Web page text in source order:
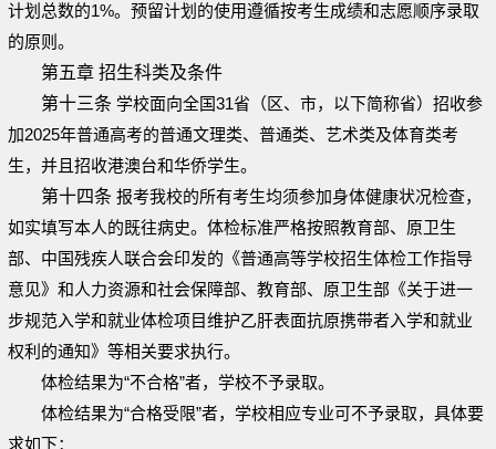
计划总数的1%。预留计划的使用遵循按考生成绩和志愿顺序录取
的原则。
第五章 招生科类及条件
第十三条 学校面向全国31省（区、市，以下简称省）招收参
加2025年普通高考的普通文理类、普通类、艺术类及体育类考
生，并且招收港澳台和华侨学生。
第十四条 报考我校的所有考生均须参加身体健康状况检查，
如实填写本人的既往病史。体检标准严格按照教育部、原卫生
部、中国残疾人联合会印发的《普通高等学校招生体检工作指导
意见》和人力资源和社会保障部、教育部、原卫生部《关于进一
步规范入学和就业体检项目维护乙肝表面抗原携带者入学和就业
权利的通知》等相关要求执行。
体检结果为“不合格”者，学校不予录取。
体检结果为“合格受限”者，学校相应专业可不予录取，具体要
求如下：